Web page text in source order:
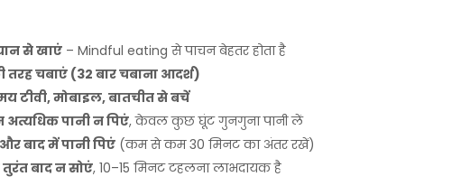
सेखाएं – Mindful eatingसे पाचन बेहतर होता है
तरहचबाएं (32 बारचबाना आदर्श)
टीवी,मोबाइल,बातचीतसेबचें
अत्यधिकपानीनपिएं,केवल कुछ घूंट गुनगुना पानी लें
औरबादमेंपानीपिएं (कम से कम30 मिनट का अंतर रखें)
तुरंतबादनसोएं, 10–15 मिनट टहलना लाभदायक है